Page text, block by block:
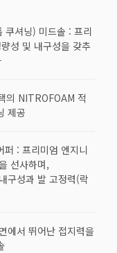
셔닝) 미드솔 : 프리
성 및 내구성을 갖추
의 NITROFOAM 적
제공
: 프리미엄 엔지니
선사하며,
구성과 발 고정력(락
에서 뛰어난 접지력을